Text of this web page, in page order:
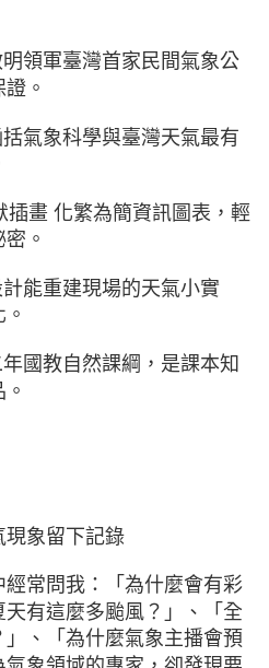
領軍臺灣首家民間氣象公
。
氣象科學與臺灣天氣最有
畫 化繁為簡資訊圖表，輕
。
能重建現場的天氣小實
國教自然課綱，是課本知
現象留下記錄
常問我：「為什麼會有彩
有這麼多颱風？」、「全
、「為什麼氣象主播會預